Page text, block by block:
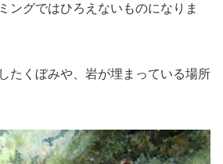
ングではひろえないものになりま
たくぼみや、岩が埋まっている場所